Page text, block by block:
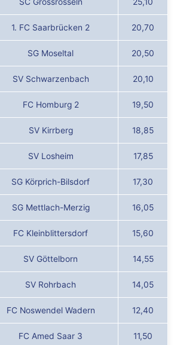
SC Grossrosseln 25,10
1. FC Saarbrücken 2 20,70
SG Moseltal 20,50
SV Schwarzenbach 20,10
FC Homburg 2 19,50
SV Kirrberg 18,85
SV Losheim 17,85
SG Körprich-Bilsdorf 17,30
SG Mettlach-Merzig 16,05
FC Kleinblittersdorf 15,60
SV Göttelborn 14,55
SV Rohrbach 14,05
FC Noswendel Wadern 12,40
FC Amed Saar 3 11,50